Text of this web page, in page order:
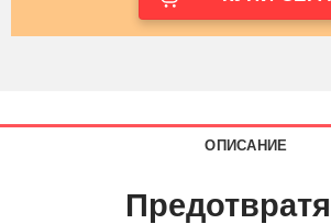
ОПИСАНИЕ